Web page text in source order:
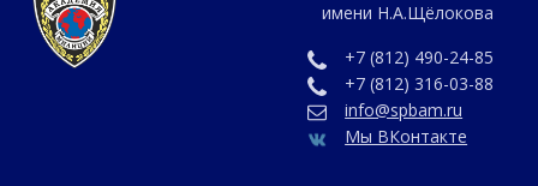
имени Н.А.Щёлокова
+7 (812) 490-24-85
+7 (812) 316-03-88
info@spbam.ru
Мы ВКонтакте